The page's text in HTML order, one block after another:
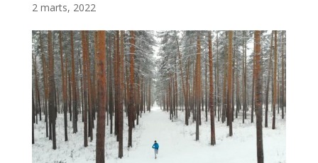
2 marts, 2022